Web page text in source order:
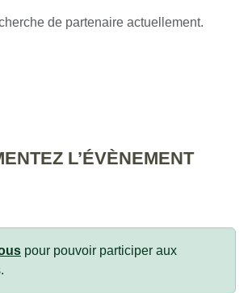
de partenaire actuellement.
L’ÉVÈNEMENT
pour pouvoir participer aux